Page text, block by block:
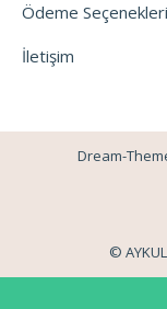
Ödeme
İletişim
Dream-
©